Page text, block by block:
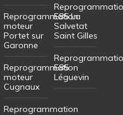
Reprogrammation
moteur
Portet sur
Garonne
Reprogrammation
moteur
Cugnaux
Reprogrammation
E85 La
Salvetat
Saint Gilles
E85
Léguevin